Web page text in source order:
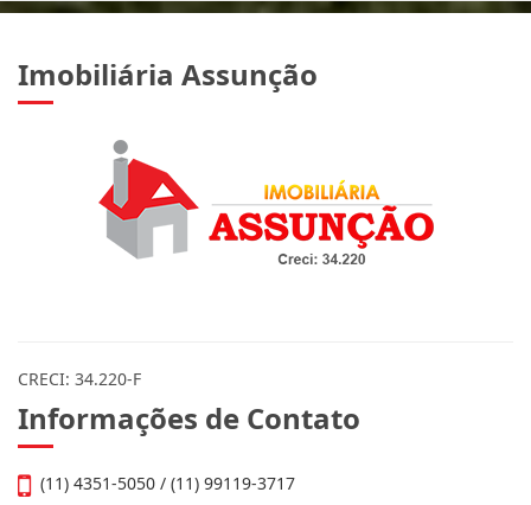
Imobiliária Assunção
CRECI: 34.220-F
Informações de Contato
(11) 4351-5050 / (11) 99119-3717